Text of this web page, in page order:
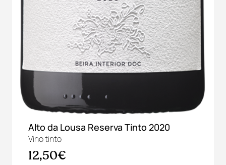
Alto da Lousa Reserva Tinto 2020
Vino tinto
12,50€